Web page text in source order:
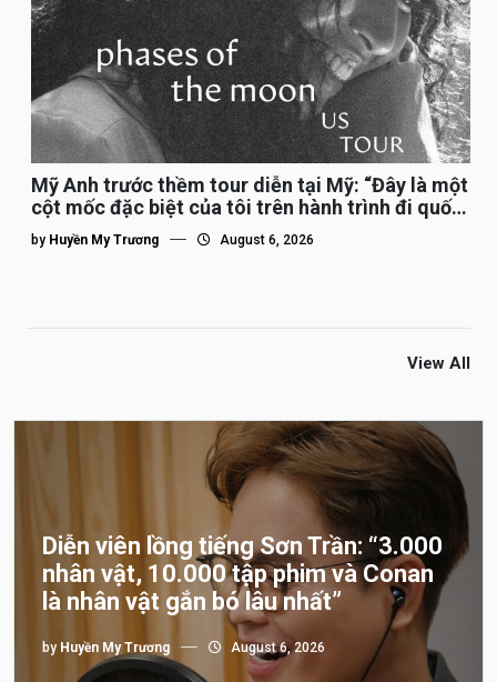
Mỹ Anh trước thềm tour diễn tại Mỹ: “Đây là một
cột mốc đặc biệt của tôi trên hành trình đi quốc
tế”
by Huyền My Trương August 6, 2026
View All
Diễn viên lồng tiếng Sơn Trần: “3.000
nhân vật, 10.000 tập phim và Conan
là nhân vật gắn bó lâu nhất”
by Huyền My Trương August 6, 2026